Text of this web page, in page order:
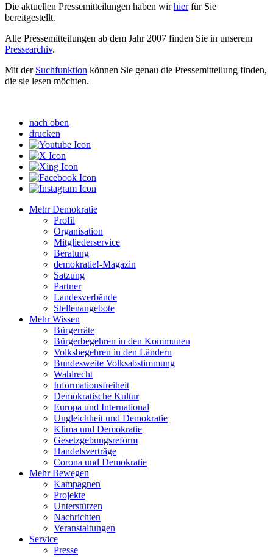
Die aktuellen Pressemitteilungen haben wirhierfür Sie
bereitgestellt.
Alle Pressemitteilungen ab dem Jahr 2007 finden Sie in unserem
Pressearchiv.
Mit der Suchfunktion können Sie genau die Pressemitteilung finden,
die sie lesen möchten.
nach oben
drucken
Mehr Demokratie
Profil
Organisation
Mitgliederservice
Beratung
demokratie!-Magazin
Satzung
Partner
Landesverbände
Stellenangebote
Mehr Wissen
Bürgerräte
Bürgerbegehren in den Kommunen
Volksbegehren in den Ländern
Bundesweite Volksabstimmung
Wahlrecht
Informationsfreiheit
Demokratische Kultur
Europa und International
Ungleichheit und Demokratie
Klima und Demokratie
Gesetzgebungsreform
Handelsverträge
Corona und Demokratie
Mehr Bewegen
Kampagnen
Projekte
Unterstützen
Nachrichten
Veranstaltungen
Service
Presse